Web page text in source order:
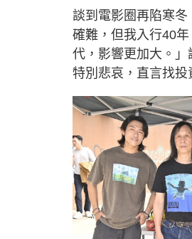
談到電影圈再陷寒
確難，但我入行40
代，影響更加大。
特別悲哀，直言找投